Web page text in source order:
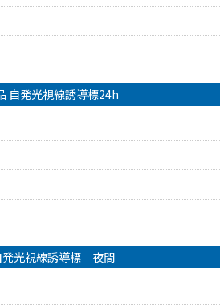
自発光視線誘導標24h
発光視線誘導標 夜間